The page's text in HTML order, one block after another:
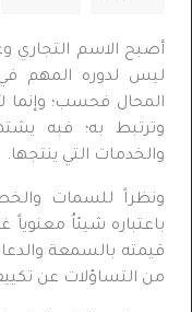
أصبح الاسم التجاري
ليس لدوره المهم
المحال فحسب؛ وإنما
وترتبط به؛ فبه
والخدمات التي ينتجها.
ونظراً للسمات
باعتباره شيئاُ
قيمته بالسمعة
من التساؤلات عن